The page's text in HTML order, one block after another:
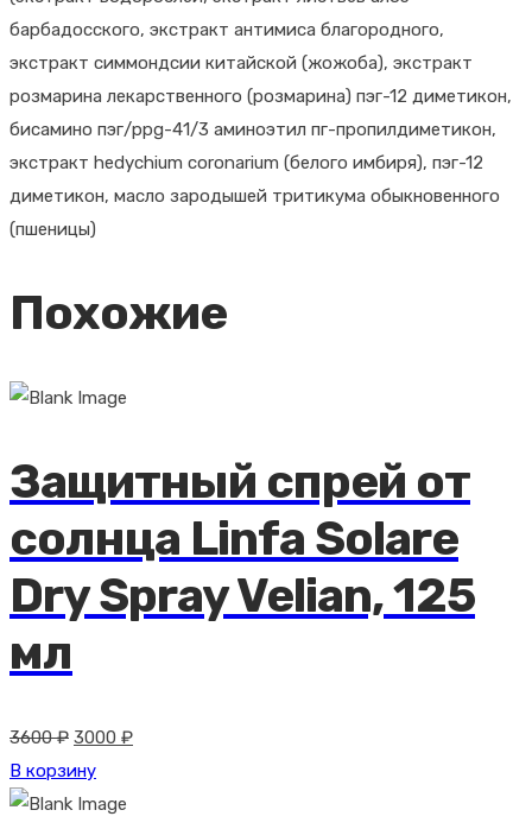
барбадосского, экстракт антимиса благородного,
экстракт симмондсии китайской (жожоба), экстракт
розмарина лекарственного (розмарина) пэг-12 диметикон,
бисамино пэг/ppg-41/3 аминоэтил пг-пропилдиметикон,
экстракт hedychium coronarium (белого имбиря), пэг-12
диметикон, масло зародышей тритикума обыкновенного
(пшеницы)
Похожие
Защитный спрей от
солнца Linfa Solare
Dry Spray Velian, 125
мл
3600₽ Первоначальная
цена
составляла
3000 ₽Текущая
В корзину